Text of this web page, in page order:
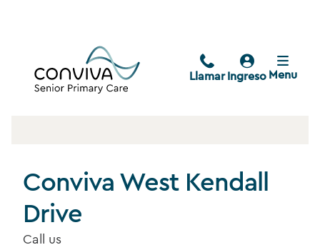
Llamar Ingreso Menu
Conviva West Kendall
Drive
Call us